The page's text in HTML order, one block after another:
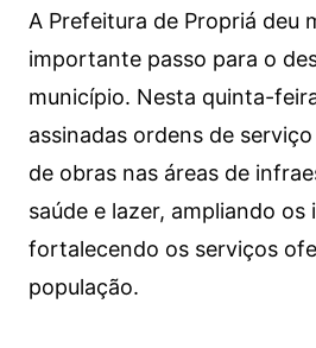
A Prefeitura de Propriá deu
importante passo para o
município. Nesta quinta-
assinadas ordens de
de obras nas áreas de
saúde e lazer, ampliando
fortalecendo os serviços
população.